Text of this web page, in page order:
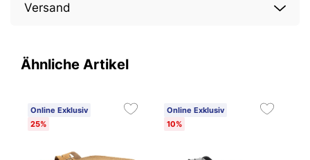
Versand
Ähnliche Artikel
Online Exklusiv
25%
Online Exklusiv
10%